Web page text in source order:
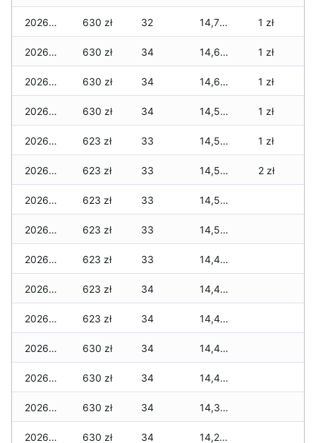
2026-03-01 630 zł 32 14,707 zł 1 zł
2026-02-27 630 zł 34 14,623 zł 1 zł
2026-02-26 630 zł 34 14,623 zł 1 zł
2026-02-25 630 zł 34 14,588 zł 1 zł
2026-02-24 623 zł 33 14,581 zł 1 zł
2026-02-23 623 zł 33 14,567 zł 2 zł
2026-02-22 623 zł 33 14,560 zł
2026-02-21 623 zł 33 14,518 zł
2026-02-20 623 zł 33 14,476 zł
2026-02-19 623 zł 34 14,455 zł
2026-02-18 623 zł 34 14,434 zł
2026-02-17 630 zł 34 14,434 zł
2026-02-16 630 zł 34 14,420 zł
2026-02-15 630 zł 34 14,308 zł
2026-02-14 630 zł 34 14,280 zł